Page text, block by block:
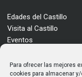
Para ofrecer las mejores
cookies para almacenar
Edades del Castillo
Visita al Castillo
Eventos
Enclave
Más información